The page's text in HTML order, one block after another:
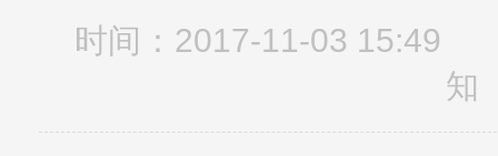
时间：2017-11-03 15:49
知